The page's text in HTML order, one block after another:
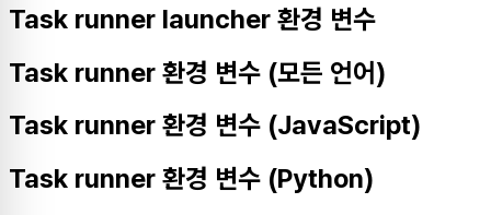
Task runner launcher 환경 변수
Task runner 환경 변수 (모든 언어)
Task runner 환경 변수 (JavaScript)
Task runner 환경 변수 (Python)